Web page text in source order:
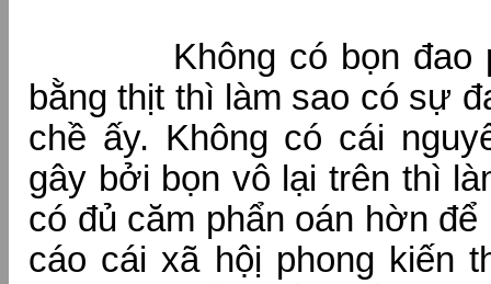
Không có bọn đao
bằng thịt thì làm sao có sự
chề ấy. Không có cái
gây bởi bọn vô lại trên thì
có đủ căm phẩn oán hờn để
cáo cái xã hộị phong kiến